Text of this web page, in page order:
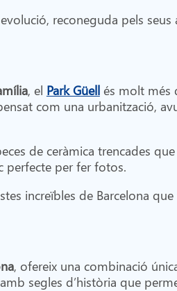
reconeguda pels
, el Park Güellés molt més
com una urbanització,
de ceràmica trencades
perfecte per fer fotos.
increïbles de Barcelona
, ofereix una combinació
segles d’història que